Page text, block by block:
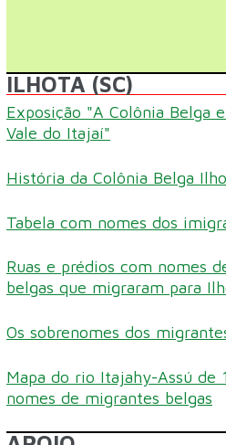
ILHOTA (SC)
Exposição "A Colônia Belga
Vale do Itajaí"
História da Colônia Belga
Tabela com nomes dos
Ruas e prédios com nomes
belgas que migraram para
Os sobrenomes dos
Mapa do rio Itajahy-Assú de
nomes de migrantes belgas